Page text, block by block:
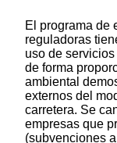
El programa de
reguladoras
uso de
de forma
ambiental
externos del
carretera. Se
empresas que
(subvenciones